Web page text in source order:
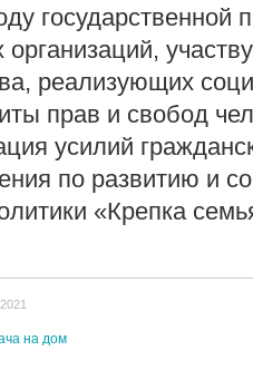
государственной
реализующих
прав и свобод
усилий
по развитию и
«Крепка
на дом